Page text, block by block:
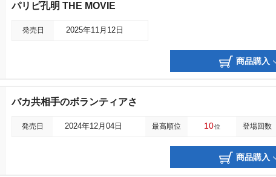
パリピ孔明 THE MOVIE
発売日 2025年11月12日
商品購入
バカ共相手のボランティアさ
発売日 2024年12月04日 最高順位 10位 登場回数
商品購入